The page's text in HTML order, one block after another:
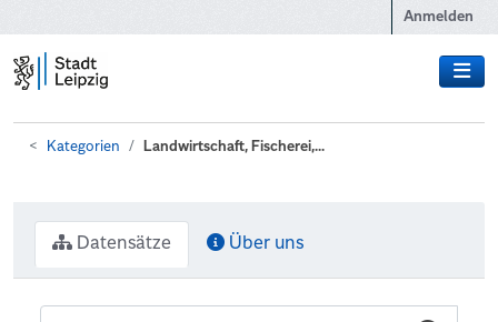
Anmelden
Kategorien Landwirtschaft, Fischerei,...
Datensätze Über uns